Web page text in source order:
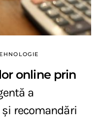
online prin
a
recomandări